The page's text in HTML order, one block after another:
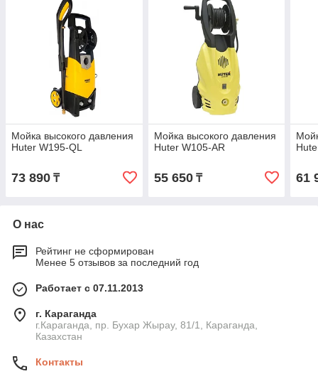
Мойка высокого давления
Huter W195-QL
73 890 ₸
Мойка высокого давления
Huter W105-AR
55 650₸ 61
О нас
Рейтинг не сформирован
Менее 5 отзывов за последний год
Работает с 07.11.2013
г. Караганда
г.Караганда, пр. Бухар Жырау, 81/1, Караганда,
Казахстан
Контакты